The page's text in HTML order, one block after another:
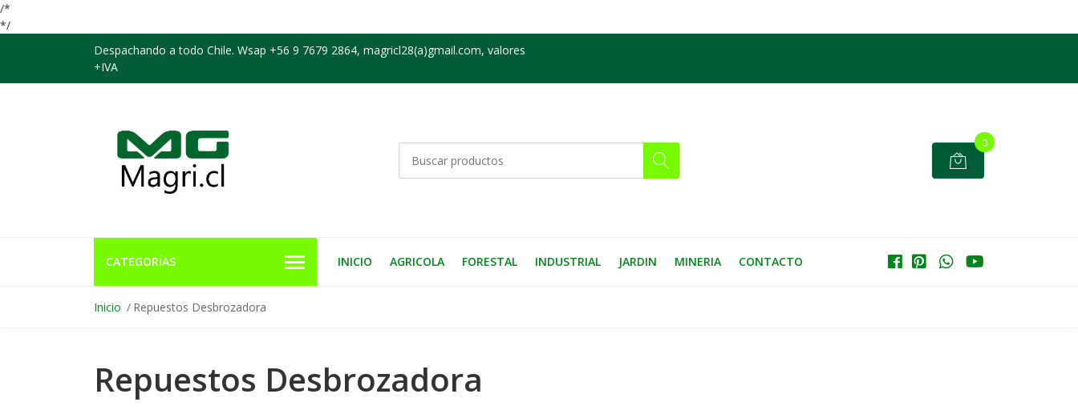
/*
*/
Despachando a todo Chile. Wsap +56 9 7679 2864, magricl28(a)gmail.com, valores
+IVA
0
CATEGORÍAS INICIO AGRICOLA FORESTAL INDUSTRIAL JARDIN MINERIA CONTACTO
Inicio Repuestos Desbrozadora
Repuestos Desbrozadora